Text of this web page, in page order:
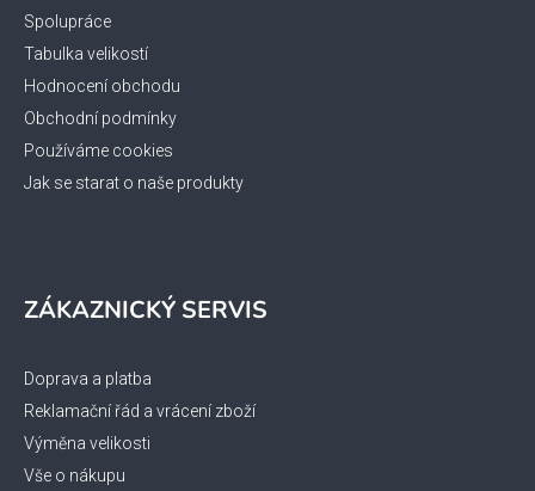
Spolupráce
Tabulka velikostí
Hodnocení obchodu
Obchodní podmínky
Používáme cookies
Jak se starat o naše produkty
ZÁKAZNICKÝ SERVIS
Doprava a platba
Reklamační řád a vrácení zboží
Výměna velikosti
Vše o nákupu